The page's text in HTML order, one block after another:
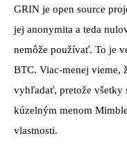
GRIN je open source
jej anonymita a teda
nemôže používať. To je
BTC. Viac-menej vieme,
vyhľadať, pretože všetky
kúzelným menom
vlastnosti.